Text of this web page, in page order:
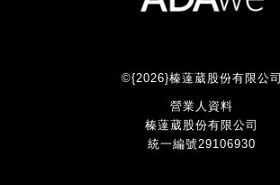
©{2026}榛薘葳股份有限公司
營業人資料
榛薘葳股份有限公司
統一編號29106930